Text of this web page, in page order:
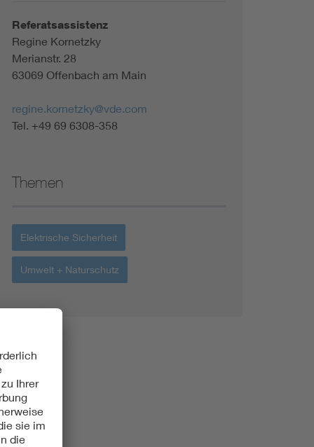
Referatsassistenz
Regine Kornetzky
Merianstr. 28
63069 Offenbach am Main
regine.kornetzky@vde.com
Tel. +49 69 6308-358
Themen
Elektrische Sicherheit
Umwelt + Naturschutz